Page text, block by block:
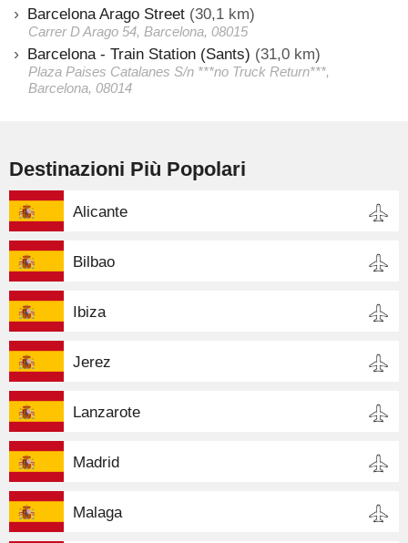
Barcelona Arago Street (30,1 km)
Carrer D Arago 54, Barcelona, 08015
Barcelona - Train Station (Sants) (31,0 km)
Plaza Paises Catalanes S/n ***no Truck Return***,
Barcelona, 08014
Destinazioni Più Popolari
Alicante
Bilbao
Ibiza
Jerez
Lanzarote
Madrid
Malaga